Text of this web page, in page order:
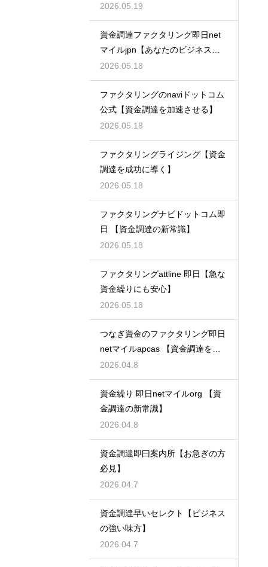
2026.05.19
資金調達ファクタリング即日net
マイルjpn【あなたのビジネスを
支える】
2026.05.18
ファクタリングのnaviドットコム
公式【資金調達を加速させる】
2026.05.18
ファクタリングライジング【資金
調達を成功に導く】
2026.05.18
ファクタリングナビドットコム即
日 【資金調達の新常識】
2026.05.18
ファクタリングattline 即日【急な
資金繰りにも安心】
2026.05.18
つなぎ資金のファクタリング即日
netマイルapcas 【資金調達を加
速させる】
2026.04.8
資金繰り 即日netマイルorg 【資
金調達の新常識】
2026.04.8
資金調達即曰案内所【お急ぎの方
必見】
2026.04.7
資金調達早いセレクト【ビジネス
の強い味方】
2026.04.7